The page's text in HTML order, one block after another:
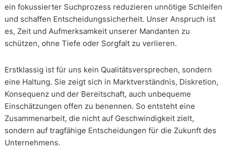
ein fokussierter Suchprozess reduzieren unnötige Schleifen
und schaffen Entscheidungssicherheit. Unser Anspruch ist
es, Zeit und Aufmerksamkeit unserer Mandanten zu
schützen, ohne Tiefe oder Sorgfalt zu verlieren.
Erstklassig ist für uns kein Qualitätsversprechen, sondern
eine Haltung. Sie zeigt sich in Marktverständnis, Diskretion,
Konsequenz und der Bereitschaft, auch unbequeme
Einschätzungen offen zu benennen. So entsteht eine
Zusammenarbeit, die nicht auf Geschwindigkeit zielt,
sondern auf tragfähige Entscheidungen für die Zukunft des
Unternehmens.